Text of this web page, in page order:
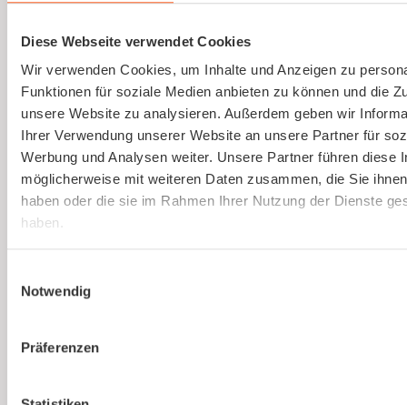
Diese Webseite verwendet Cookies
Wir verwenden Cookies, um Inhalte und Anzeigen zu
Funktionen für soziale Medien anbieten zu können und die
unsere Website zu analysieren. Außerdem geben wir
Ihrer Verwendung unserer Website an unsere Partner für
Werbung und Analysen weiter. Unsere Partner führen diese
möglicherweise mit weiteren Daten zusammen, die Sie
haben oder die sie im Rahmen Ihrer Nutzung der Dienste
haben.
Notwendig
Präferenzen
Gesetzlich vorgeschriebene
lassen.
Mehr erfahren
kaer